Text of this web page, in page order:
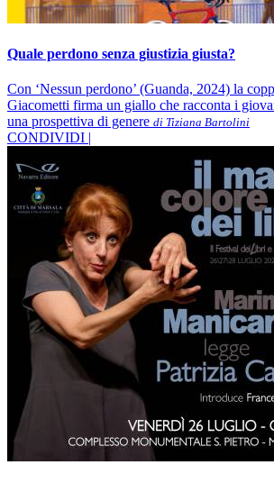
Quale perdono senza giustizia giusta?
Con ‘Nessun perdono’ (Guanda, 2024) la
Giacometti firma un giallo che racconta i
una prospettiva di genere di Tiziana Bartolini
CONDIVIDI |